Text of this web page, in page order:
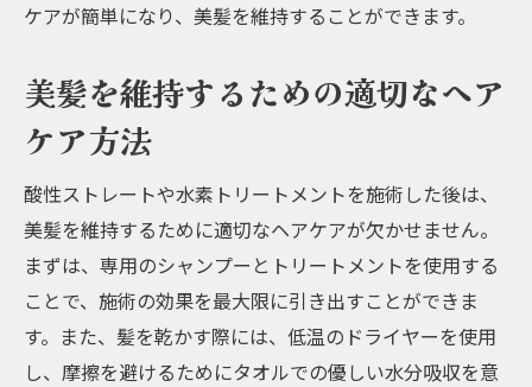
ケアが簡単になり、美髪を維持することができます。
美髪を維持するための適切なヘア
ケア方法
酸性ストレートや水素トリートメントを施術した後は、
美髪を維持するために適切なヘアケアが欠かせません。
まずは、専用のシャンプーとトリートメントを使用する
ことで、施術の効果を最大限に引き出すことができま
す。また、髪を乾かす際には、低温のドライヤーを使用
し、摩擦を避けるためにタオルでの優しい水分吸収を意